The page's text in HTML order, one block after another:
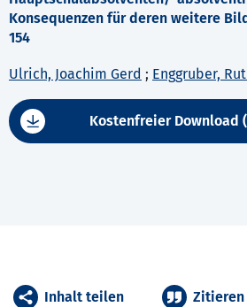
Konsequenzen für deren weitere
154
Ulrich, Joachim Gerd ; Enggruber,
Kostenfreier Download
Inhalt teilen Zitieren